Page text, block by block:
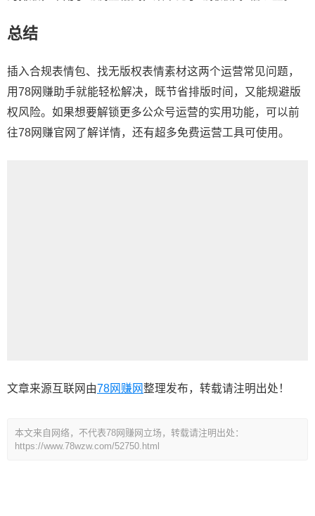
总结
插入合规表情包、找无版权表情素材这两个运营常见问题，
用78网赚助手就能轻松解决，既节省排版时间，又能规避版
权风险。如果想要解锁更多公众号运营的实用功能，可以前
往78网赚官网了解详情，还有超多免费运营工具可使用。
文章来源互联网由78网赚网整理发布，转载请注明出处！
本文来自网络，不代表78网赚网立场，转载请注明出处：
https://www.78wzw.com/52750.html